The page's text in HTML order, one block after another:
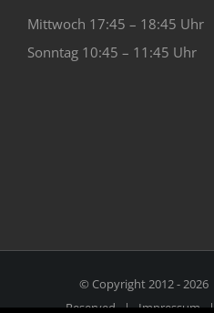
Mittwoch 17:45 – 18:45 Uhr
Sonntag 10:45 – 11:45 Uhr
© Copyright 2012 -
Reserved |Impressum